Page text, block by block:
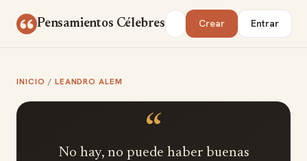
Pensamientos Célebres Buscar Crear Entrar
INICIO / LEANDRO ALEM
“
No hay, no puede haber buenas